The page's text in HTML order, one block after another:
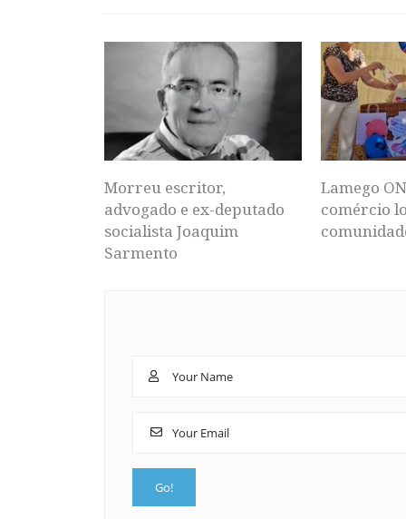
Morreu escritor,
advogado e ex-deputado
socialista Joaquim
Sarmento
Lamego
comércio